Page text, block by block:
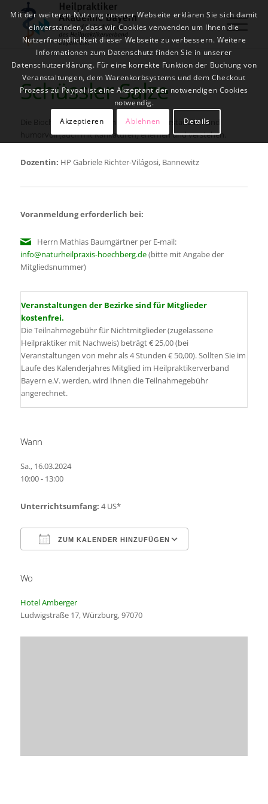
Schüssler Salze
Die Biochemie nach Dr. Schüssler (1-12) verständlich und
humorvoll (auch mit Karikaturen) erlernen und verstehen.
Dozentin: HP Gabriele Richter-Világosi, Bannewitz
Voranmeldung erforderlich bei:
Herrn Mathias Baumgärtner per E-mail:
info@naturheilpraxis-hoechberg.de(bitte mit Angabe der
Mitgliedsnummer)
Veranstaltungen der Bezirke sind für Mitglieder
kostenfrei.
Die Teilnahmegebühr für Nichtmitglieder (zugelassene
Heilpraktiker mit Nachweis) beträgt € 25,00 (bei
Veranstaltungen von mehr als 4 Stunden € 50,00). Sollten Sie im
Laufe des Kalenderjahres Mitglied im Heilpraktikerverband
Bayern e.V. werden, wird Ihnen die Teilnahmegebühr
angerechnet.
Wann
Sa., 16.03.2024
10:00 - 13:00
Unterrichtsumfang: 4 US*
ZUM KALENDER HINZUFÜGEN
Wo
Hotel Amberger
Ludwigstraße 17, Würzburg, 97070
Mit der weiteren Nutzung unserer Webseite erklären Sie sich damit
einverstanden, dass wir Cookies verwenden um Ihnen die
Nutzerfreundlichkeit dieser Webseite zu verbessern. Weitere
Informationen zum Datenschutz finden Sie in unserer
Datenschutzerklärung. Für eine korrekte Funktion der Buchung von
Veranstaltungen, dem Warenkorbsystems und dem Checkout
Prozess zu Paypal ist eine Akzeptant der notwendigen Cookies
notwendig.
Akzeptieren
Ablehnen Details